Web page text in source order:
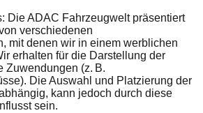
Die ADAC Fahrzeugwelt präsentiert
verschiedenen
mit denen wir in einem werblichen
erhalten für die Darstellung der
Zuwendungen (z. B.
Die Auswahl und Platzierung der
kann jedoch durch diese
sein.